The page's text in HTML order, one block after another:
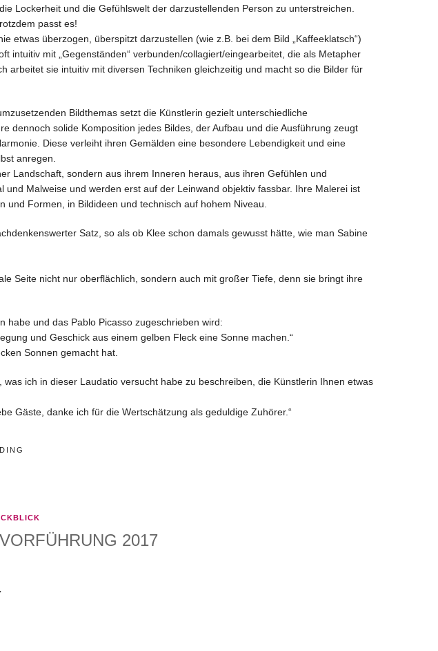
Lockerheit und die Gefühlswelt der darzustellenden Person zu unterstreichen.
passt es!
etwas überzogen, überspitzt darzustellen (wie z.B. bei dem Bild „Kaffeeklatsch“)
intuitiv mit „Gegenständen“ verbunden/collagiert/eingearbeitet, die als Metapher
sie intuitiv mit diversen Techniken gleichzeitig und macht so die Bilder für
Bildthemas setzt die Künstlerin gezielt unterschiedliche
dennoch solide Komposition jedes Bildes, der Aufbau und die Ausführung zeugt
Diese verleiht ihren Gemälden eine besondere Lebendigkeit und eine
anregen.
Landschaft, sondern aus ihrem Inneren heraus, aus ihren Gefühlen und
Malweise und werden erst auf der Leinwand objektiv fassbar. Ihre Malerei ist
Formen, in Bildideen und technisch auf hohem Niveau.
Satz, so als ob Klee schon damals gewusst hätte, wie man Sabine
Seite nicht nur oberflächlich, sondern auch mit großer Tiefe, denn sie bringt ihre
habe und das Pablo Picasso zugeschrieben wird:
und Geschick aus einem gelben Fleck eine Sonne machen.“
Sonnen gemacht hat.
ich in dieser Laudatio versucht habe zu beschreiben, die Künstlerin Ihnen etwas
Gäste, danke ich für die Wertschätzung als geduldige Zuhörer.“
2017